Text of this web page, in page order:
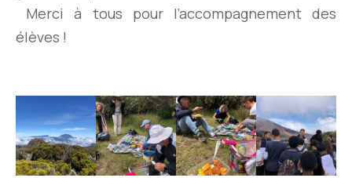
Merci à tous pour l’accompagnement des
élèves !